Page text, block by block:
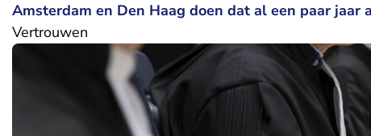
Amsterdam en Den Haag doen dat al een paar jaar
Vertrouwen